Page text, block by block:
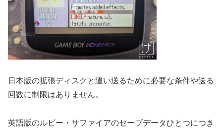
日本版の拡張ディスクと違い送るために必要な条件や送る
回数に制限はありません。
英語版のルビー・サファイアのセーブデータひとつにつき